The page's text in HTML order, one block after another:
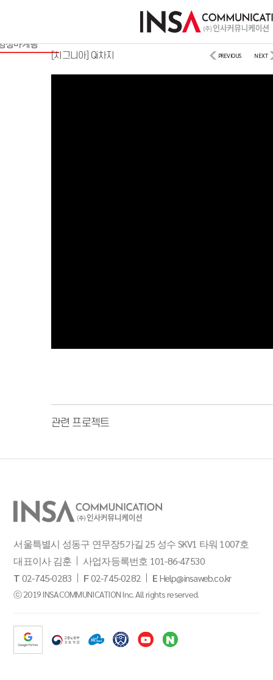
상마케팅
[시그니아] Qi차지 PREVIOUS NEXT
관련 프로젝트
서울특별시 성동구 연무장5가길 25 성수 SKV1 타워 1007호
대표이사 김훈
사업자등록번호 101-86-47530
T02-745-0283 F02-745-0282 EHelp@insaweb.co.kr
ⓒ 2019 INSACOMMUNICATION Inc. All rights reserved.